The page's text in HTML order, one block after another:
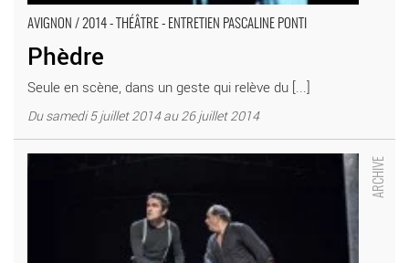
AVIGNON / 2014 - THÉÂTRE - ENTRETIEN PASCALINE PONTI
Phèdre
Seule en scène, dans un geste qui relève du [...]
Du samedi 5 juillet 2014 au 26 juillet 2014
Salle Roquille